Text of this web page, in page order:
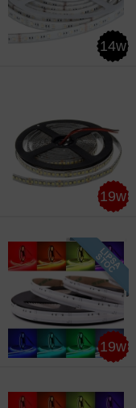
14w
19w
19w